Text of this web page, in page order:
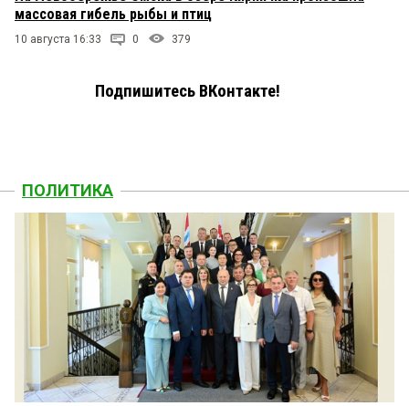
массовая гибель рыбы и птиц
10 августа 16:33 0 379
Подпишитесь ВКонтакте!
ПОЛИТИКА